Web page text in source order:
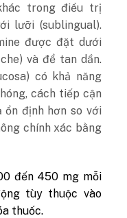
trong điều trị
lưỡi (sublingual).
được đặt dưới
và để tan dần.
có khả năng
cách tiếp cận
ổn định hơn so với
chính xác bằng
đến 450 mg mỗi
tùy thuộc vào
thuốc.